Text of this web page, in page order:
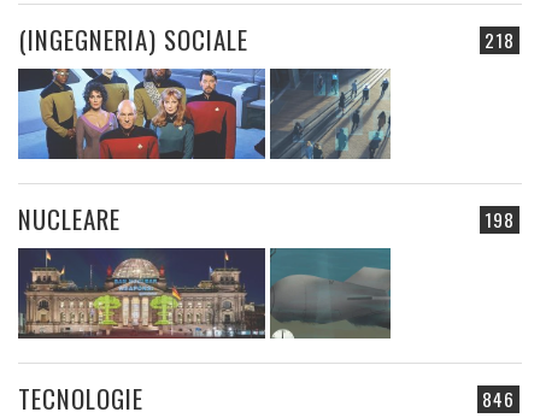
218
(INGEGNERIA) SOCIALE
198
NUCLEARE
846
TECNOLOGIE